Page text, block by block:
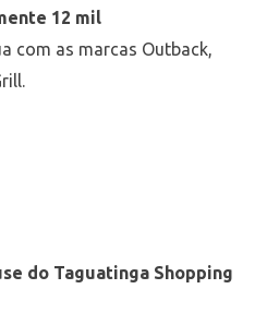
12 mil
com as marcas Outback,
do Taguatinga Shopping